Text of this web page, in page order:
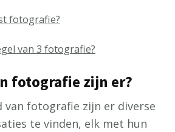
fotografie?
van 3 fotografie?
fotografie zijn er?
van fotografie zijn er diverse
te vinden, elk met hun